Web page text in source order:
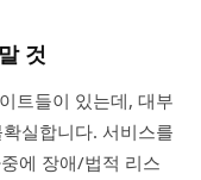
것
트들이 있는데, 대부
실합니다. 서비스를
에 장애/법적 리스